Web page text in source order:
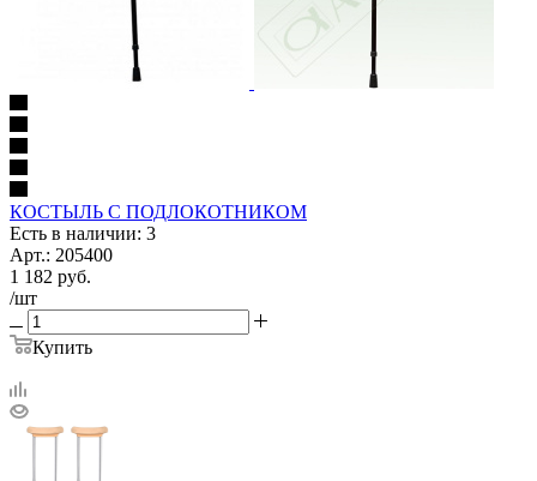
КОСТЫЛЬ С ПОДЛОКОТНИКОМ
Есть в наличии: 3
Арт.: 205400
1 182 руб.
/шт
Купить